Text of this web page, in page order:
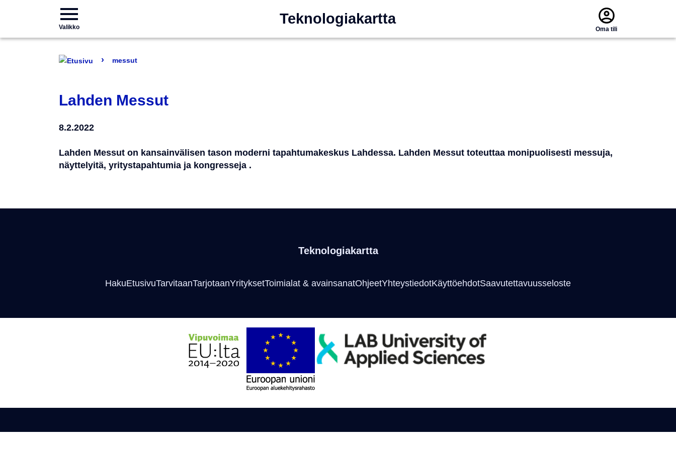
Valikko
Teknologiakartta
Oma tili
› messut
Lahden Messut
8.2.2022
Lahden Messut on kansainvälisen tason moderni tapahtumakeskus Lahdessa. Lahden Messut toteuttaa monipuolisesti messuja,
näyttelyitä, yritystapahtumia ja kongresseja .
Teknologiakartta
HakuEtusivuTarvitaanTarjotaanYrityksetToimialat & avainsanatOhjeetYhteystiedotKäyttöehdotSaavutettavuusseloste